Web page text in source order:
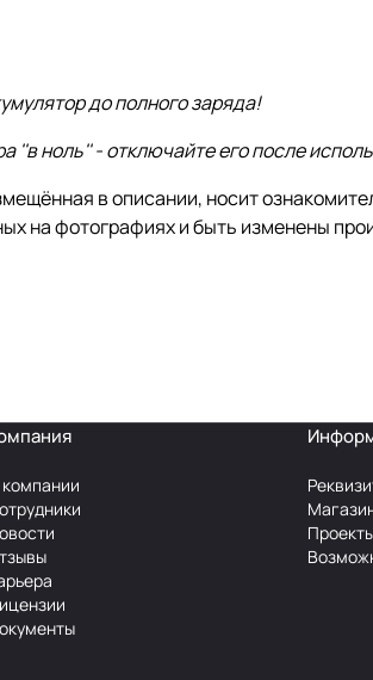
до полного заряда!
''в ноль'' - отключайте его после
в описании, носит
на фотографиях и быть изменены